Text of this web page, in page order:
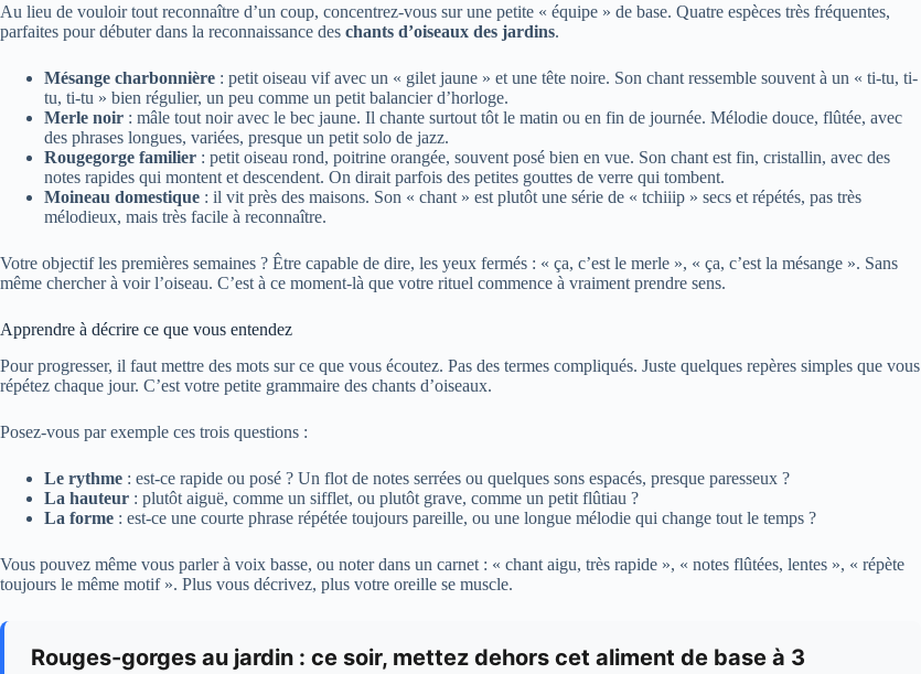
Au lieu de vouloir tout reconnaître d’un coup, concentrez-vous sur une petite « équipe » de base. Quatre espèces très fréquentes,
parfaites pour débuter dans la reconnaissance des chants d’oiseaux des jardins.
Mésange charbonnière : petit oiseau vif avec un « gilet jaune » et une tête noire. Son chant ressemble souvent à un « ti-tu, ti-
tu, ti-tu » bien régulier, un peu comme un petit balancier d’horloge.
Merle noir : mâle tout noir avec le bec jaune. Il chante surtout tôt le matin ou en fin de journée. Mélodie douce, flûtée, avec
des phrases longues, variées, presque un petit solo de jazz.
Rougegorge familier : petit oiseau rond, poitrine orangée, souvent posé bien en vue. Son chant est fin, cristallin, avec des
notes rapides qui montent et descendent. On dirait parfois des petites gouttes de verre qui tombent.
Moineau domestique : il vit près des maisons. Son « chant » est plutôt une série de « tchiiip » secs et répétés, pas très
mélodieux, mais très facile à reconnaître.
Votre objectif les premières semaines ? Être capable de dire, les yeux fermés : « ça, c’est le merle », « ça, c’est la mésange ». Sans
même chercher à voir l’oiseau. C’est à ce moment-là que votre rituel commence à vraiment prendre sens.
Apprendre à décrire ce que vous entendez
Pour progresser, il faut mettre des mots sur ce que vous écoutez. Pas des termes compliqués. Juste quelques repères simples que vous
répétez chaque jour. C’est votre petite grammaire des chants d’oiseaux.
Posez-vous par exemple ces trois questions :
Le rythme : est-ce rapide ou posé ? Un flot de notes serrées ou quelques sons espacés, presque paresseux ?
La hauteur : plutôt aiguë, comme un sifflet, ou plutôt grave, comme un petit flûtiau ?
La forme : est-ce une courte phrase répétée toujours pareille, ou une longue mélodie qui change tout le temps ?
Vous pouvez même vous parler à voix basse, ou noter dans un carnet : « chant aigu, très rapide », « notes flûtées, lentes », « répète
toujours le même motif ». Plus vous décrivez, plus votre oreille se muscle.
Rouges-gorges au jardin : ce soir, mettez dehors cet aliment de base à 3